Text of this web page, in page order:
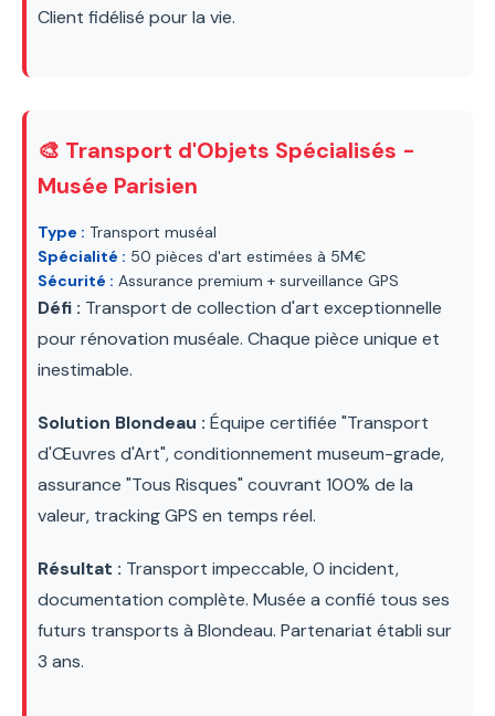
Client fidélisé pour la vie.
🎨 Transport d'Objets Spécialisés -
Musée Parisien
Type : Transport muséal
Spécialité : 50 pièces d'art estimées à 5M€
Sécurité : Assurance premium + surveillance GPS
Défi : Transport de collection d'art exceptionnelle
pour rénovation muséale. Chaque pièce unique et
inestimable.
Solution Blondeau : Équipe certifiée "Transport
d'Œuvres d'Art", conditionnement museum-grade,
assurance "Tous Risques" couvrant 100% de la
valeur, tracking GPS en temps réel.
Résultat : Transport impeccable, 0 incident,
documentation complète. Musée a confié tous ses
futurs transports à Blondeau. Partenariat établi sur
3 ans.